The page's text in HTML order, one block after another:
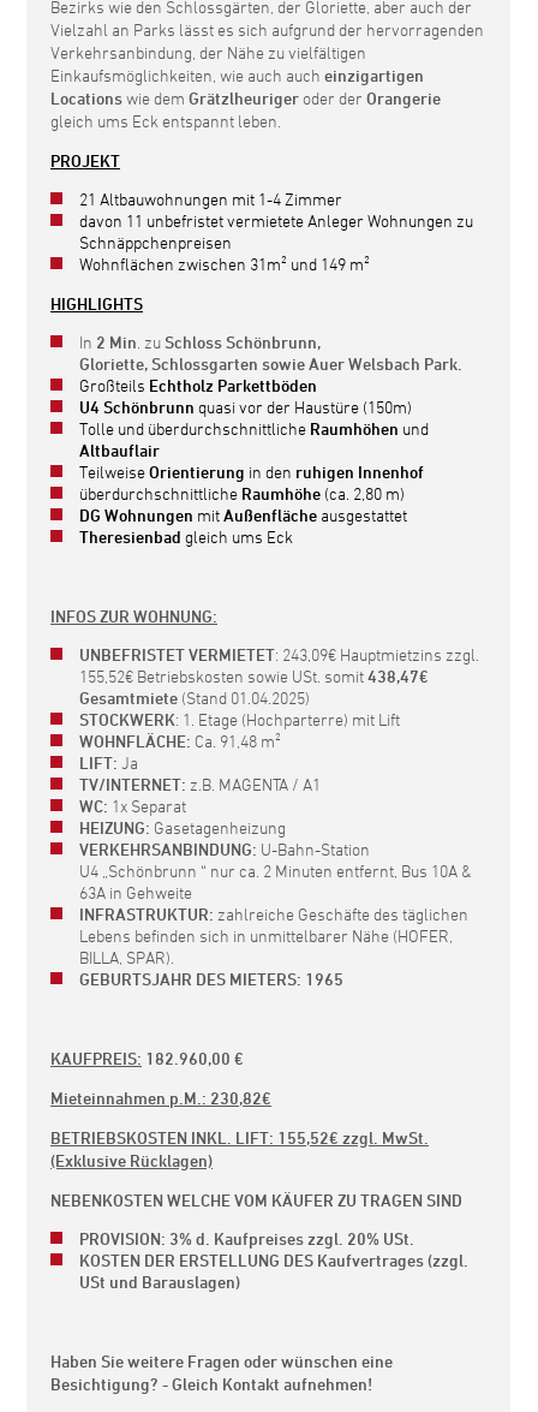
Bezirks wie den Schlossgärten, der Gloriette, aber auch der
Vielzahl an Parks lässt es sich aufgrund der hervorragenden
Verkehrsanbindung, der Nähe zu vielfältigen
Einkaufsmöglichkeiten, wie auch auch einzigartigen
Locationswie dem Grätzlheuriger oder der Orangerie
gleich ums Eck entspannt leben.
PROJEKT
21 Altbauwohnungen mit 1-4 Zimmer
davon 11 unbefristet vermietete Anleger Wohnungen zu
Schnäppchenpreisen
Wohnflächen zwischen 31m² und 149 m²
HIGHLIGHTS
In 2 Min . zu Schloss Schönbrunn,
Gloriette, Schlossgarten sowie Auer Welsbach Park.
Großteils Echtholz Parkettböden
U4 Schönbrunn quasi vor der Haustüre (150m)
Tolle und überdurchschnittliche Raumhöhen und
Altbauflair
TeilweiseOrientierung in den ruhigen Innenhof
überdurchschnittliche Raumhöhe(ca. 2,80 m)
DG Wohnungen mitAußenfläche ausgestattet
Theresienbad gleich ums Eck
INFOS ZUR WOHNUNG:
UNBEFRISTET VERMIETET: 243,09€ Hauptmietzins zzgl.
155,52€ Betriebskosten sowie USt. somit438,47€
Gesamtmiete(Stand 01.04.2025)
STOCKWERK: 1. Etage (Hochparterre) mit Lift
WOHNFLÄCHE: Ca. 91,48 m²
LIFT: Ja
TV/INTERNET: z.B. MAGENTA / A1
WC: 1x Separat
HEIZUNG: Gasetagenheizung
VERKEHRSANBINDUNG: U-Bahn-Station
U4 „Schönbrunn “ nur ca. 2 Minuten entfernt, Bus 10A &
63A in Gehweite
INFRASTRUKTUR: zahlreiche Geschäfte des täglichen
Lebens befinden sich in unmittelbarer Nähe (HOFER,
BILLA, SPAR).
GEBURTSJAHR DES MIETERS: 1965
KAUFPREIS: 182.960,00 €
Mieteinnahmen p.M.: 230,82€
BETRIEBSKOSTEN INKL. LIFT: 155,52€ zzgl. MwSt.
(Exklusive Rücklagen)
NEBENKOSTEN WELCHE VOM KÄUFER ZU TRAGEN SIND
PROVISION: 3% d. Kaufpreises zzgl. 20% USt.
KOSTEN DER ERSTELLUNG DES Kaufvertrages (zzgl.
USt und Barauslagen)
Haben Sie weitere Fragen oder wünschen eine
Besichtigung? - Gleich Kontakt aufnehmen!